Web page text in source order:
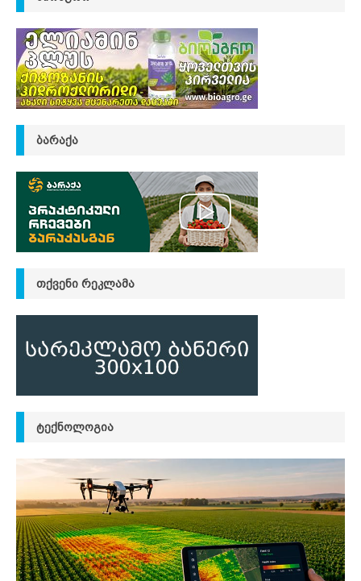
ᲑᲐᲠᲐᲥᲐ
ᲗᲥᲕᲔᲜᲘ ᲠᲔᲙᲚᲐᲛᲐ
ᲢᲔᲥᲜᲝᲚᲝᲒᲘᲐ